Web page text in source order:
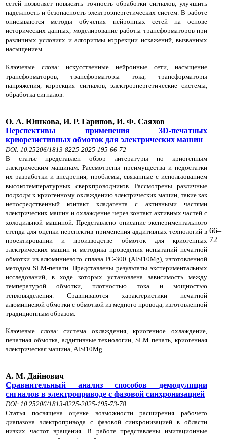
сетей позволяет повысить точность обработки сигналов, улучшить
надежность и безопасность электроэнергетических систем. В работе
описываются методы обучения нейронных сетей на основе
исторических данных, моделирование работы трансформаторов при
различных условиях и алгоритмы коррекции искажений, вызванных
насыщением.
Ключевые слова: искусственные нейронные сети, насыщение
трансформаторов, трансформаторы тока, трансформаторы
напряжения, коррекция сигналов, электроэнергетические системы,
обработка сигналов.
О. А. Юшкова, И. Р. Гарипов, И. Ф. Саяхов
Перспективы применения 3D-печатных
криорезистивных обмоток для электрических машин
DOI: 10.25206/1813-8225-2025-195-66-72
В статье представлен обзор литературы по криогенным
электрическим машинам. Рассмотрены преимущества и недостатки
их разработки и внедрения, проблемы, связанные с использованием
высокотемпературных сверхпроводников. Рассмотрены различные
подходы к криогенному охлаждению электрических машин, такие как
непосредственный контакт хладагента с активными частями
электрических машин и охлаждение через контакт активных частей с
холодильной машиной. Представлено описание экспериментального
стенда для оценки перспектив применения аддитивных технологий в
проектировании и производстве обмоток для криогенных
электрических машин и методика проведения испытаний печатной
обмотки из алюминиевого сплава РС-300 (AlSi10Mg), изготовленной
методом SLM-печати. Представлены результаты экспериментальных
исследований, в ходе которых установлена зависимость между
температурой обмотки, плотностью тока и мощностью
тепловыделения. Сравниваются характеристики печатной
алюминиевой обмотки с обмоткой из медного провода, изготовленной
традиционным образом.
Ключевые слова: система охлаждения, криогенное охлаждение,
печатная обмотка, аддитивные технологии, SLM печать, криогенная
электрическая машина, AlSi10Mg.
66–
72
А. М. Дайнович
Сравнительный анализ способов демодуляции
сигналов в электроприводе с фазовой синхронизацией
DOI: 10.25206/1813-8225-2025-195-73-78
Статья посвящена оценке возможности расширения рабочего
диапазона электропривода с фазовой синхронизацией в области
низких частот вращения. В работе представлены имитационные